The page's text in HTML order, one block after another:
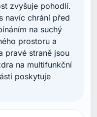
zvyšuje pohodlí.
navíc chrání před
na suchý
prostoru a
pravé straně jsou
na multifunkční
poskytuje